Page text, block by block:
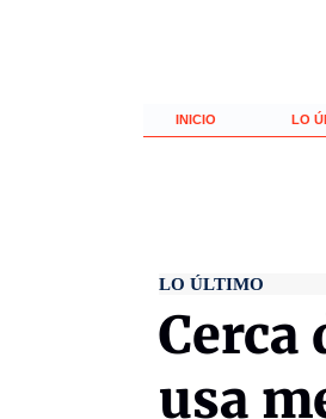
INICIO LO
LO ÚLTIMO
Cerca
usa